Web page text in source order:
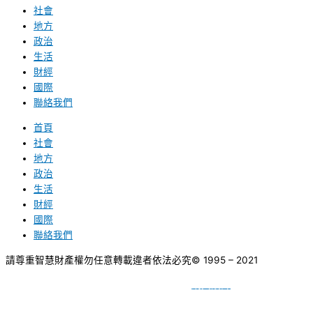
社會
地方
政治
生活
財經
國際
聯絡我們
首頁
社會
地方
政治
生活
財經
國際
聯絡我們
請尊重智慧財產權勿任意轉載違者依法必究© 1995 – 2021